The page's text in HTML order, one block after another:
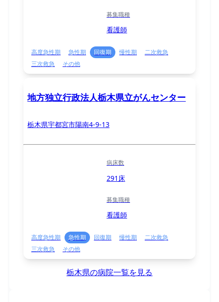
募集職種
看護師
高度急性期 急性期 回復期 慢性期
二次救急
三次救急
その他
地方独立行政法人栃木県立がんセンター
栃木県宇都宮市陽南4-9-13
病床数
291床
募集職種
看護師
高度急性期 急性期 回復期 慢性期
二次救急
三次救急
その他
栃木県の病院一覧を見る